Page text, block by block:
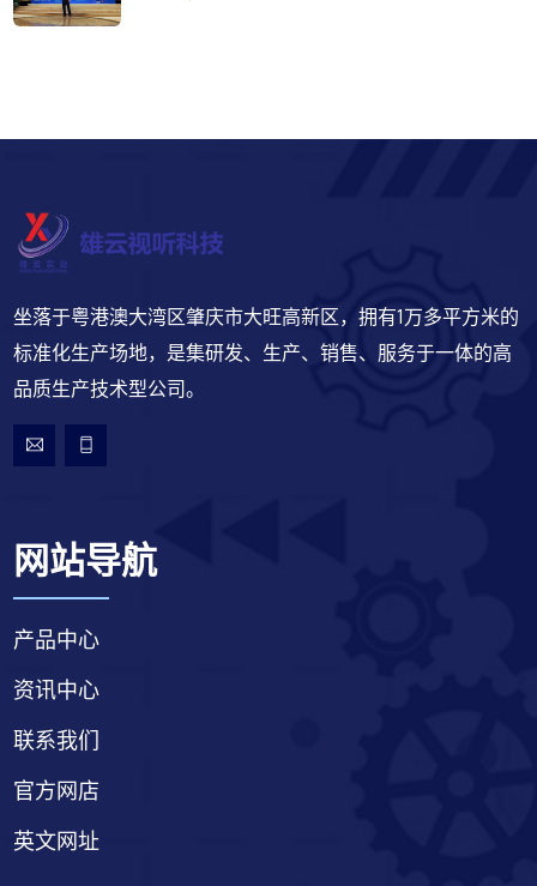
坐落于粤港澳大湾区肇庆市大旺高新区，拥有1万多平方米的
标准化生产场地，是集研发、生产、销售、服务于一体的高
品质生产技术型公司。
网站导航
产品中心
资讯中心
联系我们
官方网店
英文网址